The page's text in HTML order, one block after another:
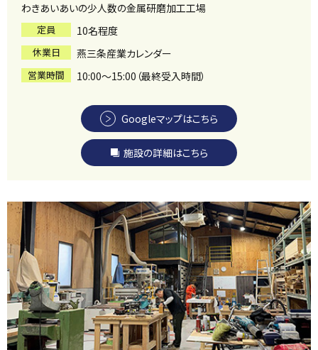
わきあいあいの少人数の金属研磨加工工場
定員 10名程度
休業日 燕三条産業カレンダー
営業時間 10:00～15:00（最終受入時間）
Googleマップはこちら
施設の詳細はこちら